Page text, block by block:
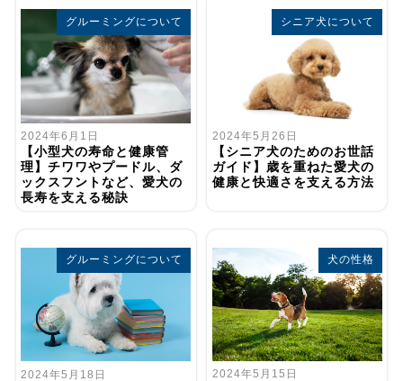
グルーミングについて
2024年6月1日
【小型犬の寿命と健康管
理】チワワやプードル、ダ
ックスフントなど、愛犬の
長寿を支える秘訣
シニア犬について
2024年5月26日
【シニア犬のためのお世話
ガイド】歳を重ねた愛犬の
健康と快適さを支える方法
グルーミングについて
2024年5月18日
犬の性格
2024年5月15日